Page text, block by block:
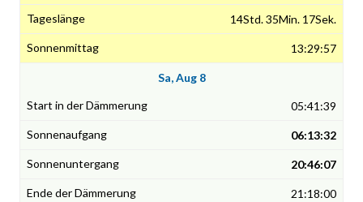
14Std. 35Min. 17Sek.
13:29:57
Sa, Aug 8
05:41:39
06:13:32
20:46:07
21:18:00